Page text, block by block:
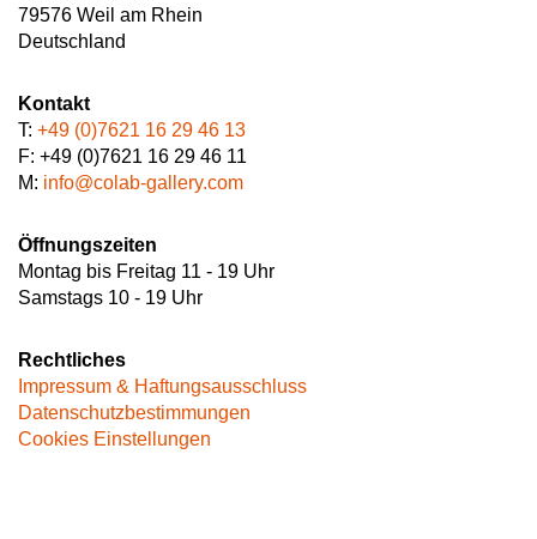
79576 Weil am Rhein
Deutschland
Kontakt
T: +49 (0)7621 16 29 46 13
F: +49 (0)7621 16 29 46 11
M: info@colab-gallery.com
Öffnungszeiten
Montag bis Freitag 11 - 19 Uhr
Samstags 10 - 19 Uhr
Rechtliches
Impressum & Haftungsausschluss
Datenschutzbestimmungen
Cookies Einstellungen